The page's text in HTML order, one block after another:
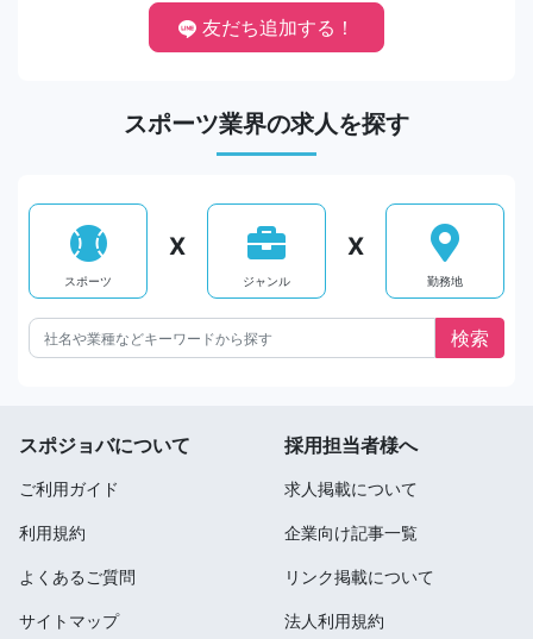
友だち追加する！
スポーツ業界の求人を探す
スポーツ
X
ジャンル
X
勤務地
スポジョバについて
ご利用ガイド
利用規約
よくあるご質問
サイトマップ
採用担当者様へ
求人掲載について
企業向け記事一覧
リンク掲載について
法人利用規約